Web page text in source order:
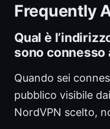
Frequently
Qual è
sono connesso
Quando sei
pubblico visibile
NordVPN scelto,